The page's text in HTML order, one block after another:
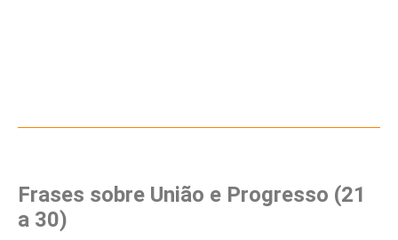
Frases sobre União e Progresso (21
a 30)